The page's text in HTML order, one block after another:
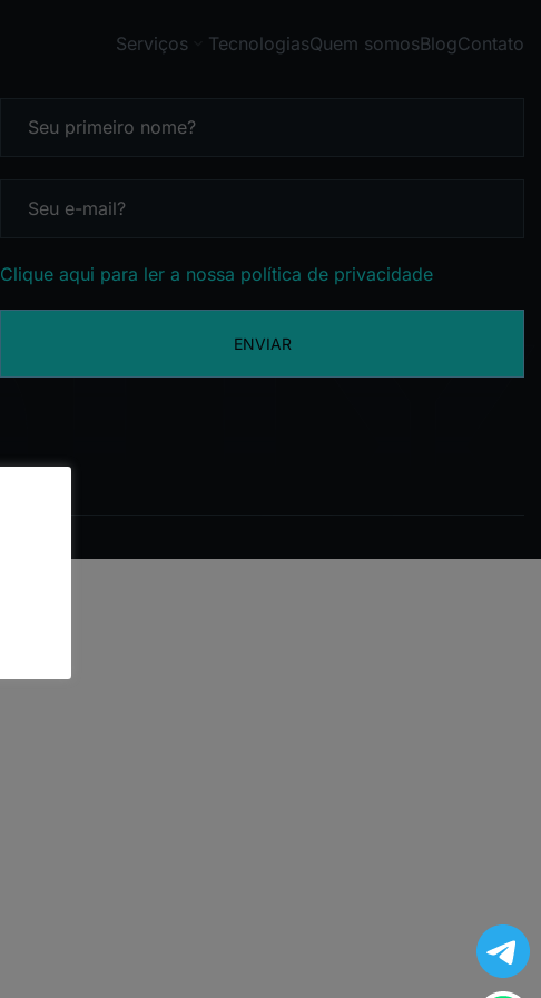
Serviços TecnologiasQuem somosBlogContato
Clique aqui para ler a nossa política de privacidade
ENVIAR